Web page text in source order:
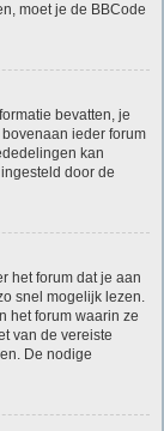
moet je de BBCode
bevatten, je
ieder forum
kan
door de
het forum dat je aan
snel mogelijk lezen.
het forum waarin ze
van de vereiste
De nodige